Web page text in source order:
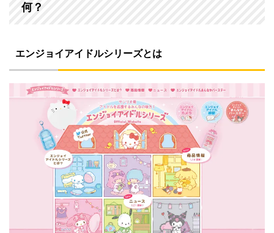
何？
エンジョイアイドルシリーズとは